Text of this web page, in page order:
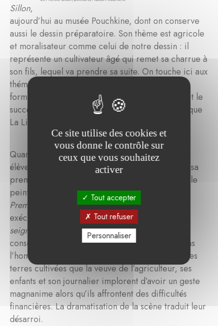
Sillon,
aujourd’hui au musée Pouchkine, dont on conserve
aussi le dessin préparatoire. Son thème est agricole
et moralisateur comme celui de notre dessin : il
représente un cultivateur âgé qui remet sa charrue à
son fils, lequel va prendre sa suite. On touche ici aux
thématiques de la transmission familiale et de la
formation des jeunes générations qui ont déjà fait le
succès de Greuze auprès des connaisseurs tels que
La Live de Jully.
Quant à notre dessin, il a été décrit par une des
élèves de Greuze, Caroline de Valory, qui a été sa
première biographe en 1813. Elle explique que le
peintre se promettait de faire un pendant au
Premier Sillon
mais n’a pas mis son projet à
exécution. Il appelait le dessinLa Veuve et son
seigneur ou La première indulgence
conservation du Petit Palais propose de voir dans
l’homme qui se tient au centre le propriétaire des
terres cultivées que la veuve de l’agriculteur, ses
enfants et son journalier implorent d’avoir un geste
magnanime alors qu’ils affrontent des difficultés
financières. La dramatisation de la scène traduit leur
désarroi.
Ce site utilise des cookies et
vous donne le contrôle sur
ceux que vous souhaitez
activer
Tout accepter
Tout refuser
Personnaliser